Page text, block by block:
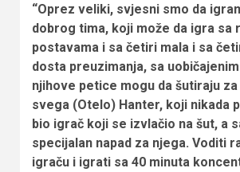
“Oprez veliki, svjesni smo da
dobrog tima, koji može da igra sa
postavama i sa četiri mala i sa
dosta preuzimanja, sa
njihove petice mogu da šutiraju
svega (Otelo) Hanter, koji nikada
bio igrač koji se izvlačio na šut, a
specijalan napad za njega. Voditi
igraču i igrati sa 40 minuta